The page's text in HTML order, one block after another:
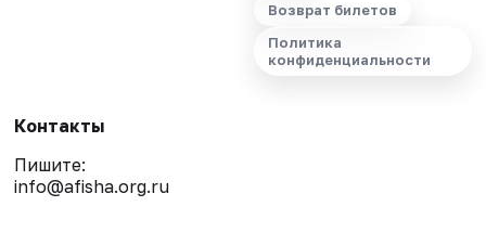
Возврат билетов
Политика
конфиденциальности
Контакты
Пишите:
info@afisha.org.ru